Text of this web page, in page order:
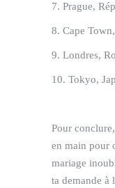
7. Prague,
8. Cape
9. Londres,
10. Tokyo,
Pour
en main pour
mariage
ta demande à